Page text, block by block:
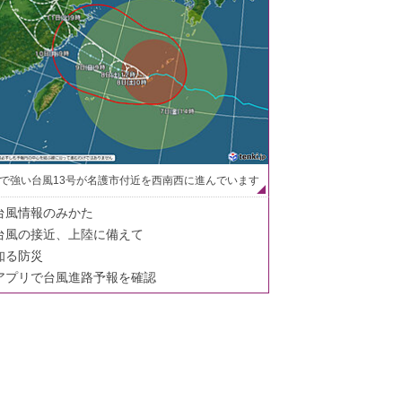
強い台風13号が名護市付近を西南西に進んでいます
風情報のみかた
風の接近、上陸に備えて
る防災
プリで台風進路予報を確認